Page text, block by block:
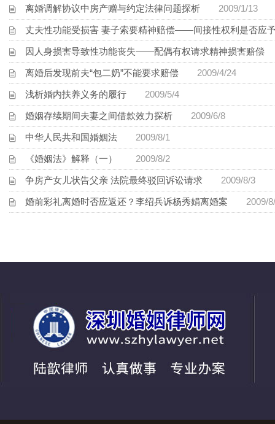
离婚调解协议中房产赠与约定法律问题探析 2009/1/13
丈夫性功能受损害 妻子索要精神赔偿——间接性权利是否应
因人身损害导致性功能丧失——配偶有权请求精神损害赔偿
离婚后发现前夫“包二奶”不能要求赔偿 2009/4/24
浅析婚内扶养义务的履行 2009/5/4
婚姻存续期间夫妻之间借款效力探析 2009/6/8
中华人民共和国婚姻法 2009/8/1
《婚姻法》解释（一） 2009/8/2
争房产女儿状告父亲 法院最终驳回诉讼请求 2009/8/3
婚前彩礼离婚时否应返还？李绍兵诉杨秀娟离婚案 2009/